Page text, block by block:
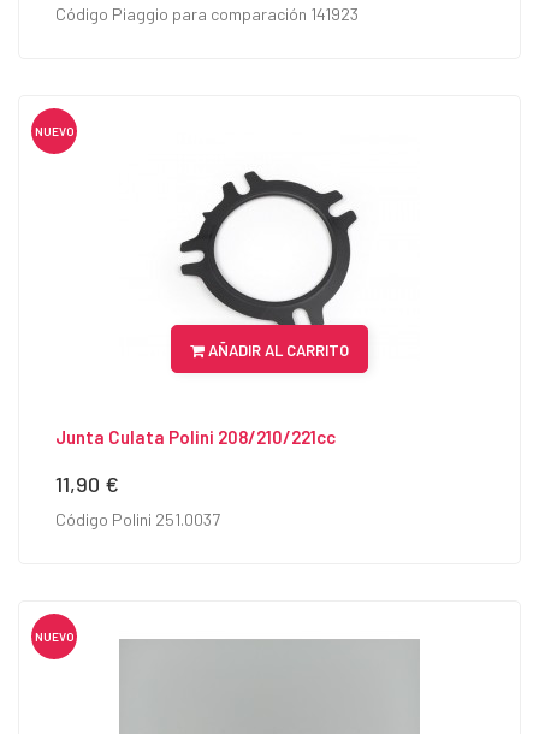
Código Piaggio para comparación 141923
NUEVO
AÑADIR AL CARRITO
Junta Culata Polini 208/210/221cc
Precio
11,90 €
Código Polini 251.0037
NUEVO